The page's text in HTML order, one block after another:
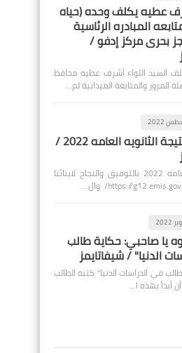
عطيه يكلف وحده (حياه
المبادره الرئاسية
بحرى مركز إدفو /
السيد اللواء أشرف عطيه محافظ
والمتابعة الميدانية لم…
لمعرفة نتيجة الثانويه العامه 2022 /
ل معرفة نتيجة الثانويه العامه 2022 بالتوفيق والنجاح لابنائنا
يا صاحبي: حكاية طالب
الدنيا" / شيفاتايمز
في الدراسات الدنيا" كتبه الطالب
أبدأ بهذه ا…